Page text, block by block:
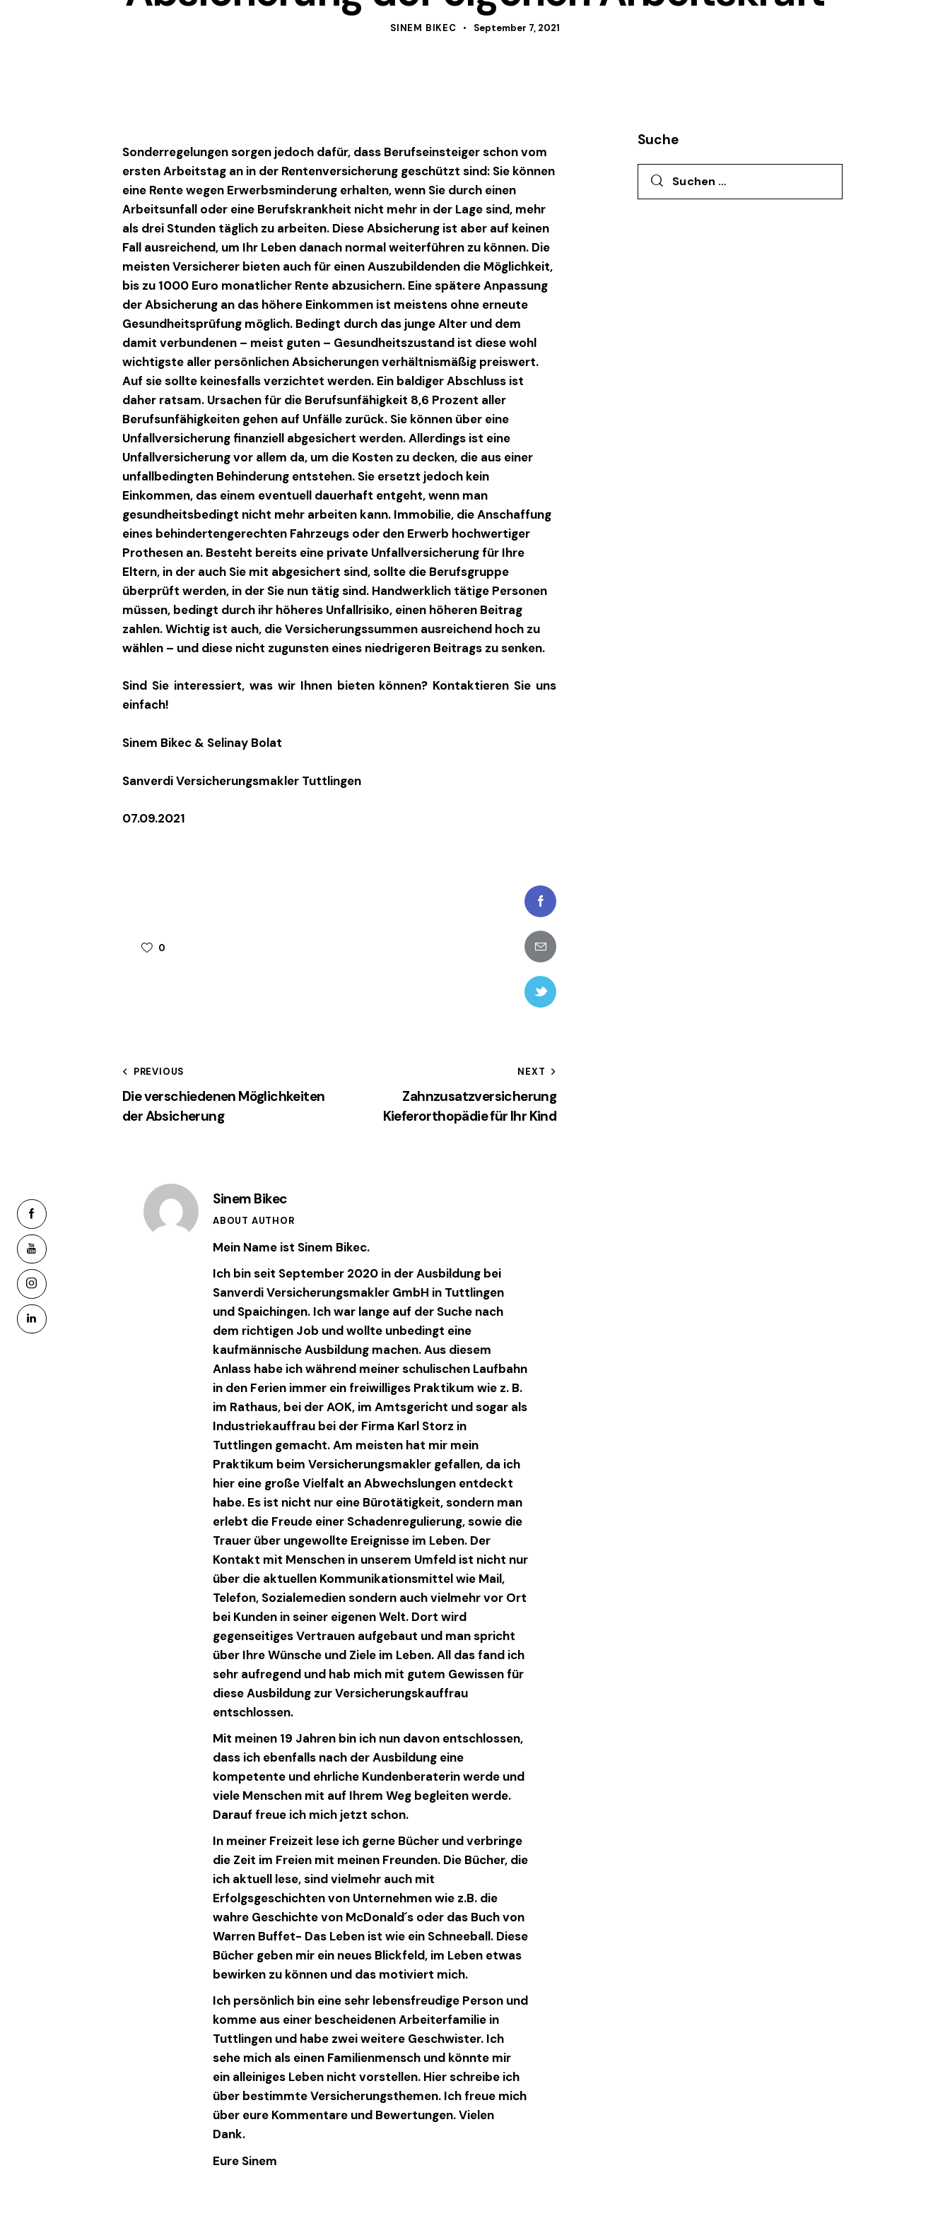
SINEM BIKEC September 7, 2021
Sonderregelungen sorgen jedoch dafür, dass Berufseinsteiger schon vom
ersten Arbeitstag an in der Rentenversicherung geschützt sind: Sie können
eine Rente wegen Erwerbsminderung erhalten, wenn Sie durch einen
Arbeitsunfall oder eine Berufskrankheit nicht mehr in der Lage sind, mehr
als drei Stunden täglich zu arbeiten. Diese Absicherung ist aber auf keinen
Fall ausreichend, um Ihr Leben danach normal weiterführen zu können. Die
meisten Versicherer bieten auch für einen Auszubildenden die Möglichkeit,
bis zu 1000 Euro monatlicher Rente abzusichern. Eine spätere Anpassung
der Absicherung an das höhere Einkommen ist meistens ohne erneute
Gesundheitsprüfung möglich. Bedingt durch das junge Alter und dem
damit verbundenen – meist guten – Gesundheitszustand ist diese wohl
wichtigste aller persönlichen Absicherungen verhältnismäßig preiswert.
Auf sie sollte keinesfalls verzichtet werden. Ein baldiger Abschluss ist
daher ratsam. Ursachen für die Berufsunfähigkeit 8,6 Prozent aller
Berufsunfähigkeiten gehen auf Unfälle zurück. Sie können über eine
Unfallversicherung finanziell abgesichert werden. Allerdings ist eine
Unfallversicherung vor allem da, um die Kosten zu decken, die aus einer
unfallbedingten Behinderung entstehen. Sie ersetzt jedoch kein
Einkommen, das einem eventuell dauerhaft entgeht, wenn man
gesundheitsbedingt nicht mehr arbeiten kann. Immobilie, die Anschaffung
eines behindertengerechten Fahrzeugs oder den Erwerb hochwertiger
Prothesen an. Besteht bereits eine private Unfallversicherung für Ihre
Eltern, in der auch Sie mit abgesichert sind, sollte die Berufsgruppe
überprüft werden, in der Sie nun tätig sind. Handwerklich tätige Personen
müssen, bedingt durch ihr höheres Unfallrisiko, einen höheren Beitrag
zahlen. Wichtig ist auch, die Versicherungssummen ausreichend hoch zu
wählen – und diese nicht zugunsten eines niedrigeren Beitrags zu senken.
Sind Sie interessiert, was wir Ihnen bieten können? Kontaktieren Sie uns
einfach!
Sinem Bikec & Selinay Bolat
Sanverdi Versicherungsmakler Tuttlingen
07.09.2021
0
Facebook
Share-
email
Twitter-
Beitragsnavigation
PREVIOUS
Die verschiedenen Möglichkeiten
der Absicherung
NEXT
Zahnzusatzversicherung
Kieferorthopädie für Ihr Kind
Sinem Bikec
ABOUT AUTHOR
Mein Name ist Sinem Bikec.
Ich bin seit September 2020 in der Ausbildung bei
Sanverdi Versicherungsmakler GmbH in Tuttlingen
und Spaichingen. Ich war lange auf der Suche nach
dem richtigen Job und wollte unbedingt eine
kaufmännische Ausbildung machen. Aus diesem
Anlass habe ich während meiner schulischen Laufbahn
in den Ferien immer ein freiwilliges Praktikum wie z. B.
im Rathaus, bei der AOK, im Amtsgericht und sogar als
Industriekauffrau bei der Firma Karl Storz in
Tuttlingen gemacht. Am meisten hat mir mein
Praktikum beim Versicherungsmakler gefallen, da ich
hier eine große Vielfalt an Abwechslungen entdeckt
habe. Es ist nicht nur eine Bürotätigkeit, sondern man
erlebt die Freude einer Schadenregulierung, sowie die
Trauer über ungewollte Ereignisse im Leben. Der
Kontakt mit Menschen in unserem Umfeld ist nicht nur
über die aktuellen Kommunikationsmittel wie Mail,
Telefon, Sozialemedien sondern auch vielmehr vor Ort
bei Kunden in seiner eigenen Welt. Dort wird
gegenseitiges Vertrauen aufgebaut und man spricht
über Ihre Wünsche und Ziele im Leben. All das fand ich
sehr aufregend und hab mich mit gutem Gewissen für
diese Ausbildung zur Versicherungskauffrau
entschlossen.
Mit meinen 19 Jahren bin ich nun davon entschlossen,
dass ich ebenfalls nach der Ausbildung eine
kompetente und ehrliche Kundenberaterin werde und
viele Menschen mit auf Ihrem Weg begleiten werde.
Darauf freue ich mich jetzt schon.
In meiner Freizeit lese ich gerne Bücher und verbringe
die Zeit im Freien mit meinen Freunden. Die Bücher, die
ich aktuell lese, sind vielmehr auch mit
Erfolgsgeschichten von Unternehmen wie z.B. die
wahre Geschichte von McDonald´s oder das Buch von
Warren Buffet- Das Leben ist wie ein Schneeball. Diese
Bücher geben mir ein neues Blickfeld, im Leben etwas
bewirken zu können und das motiviert mich.
Ich persönlich bin eine sehr lebensfreudige Person und
komme aus einer bescheidenen Arbeiterfamilie in
Tuttlingen und habe zwei weitere Geschwister. Ich
sehe mich als einen Familienmensch und könnte mir
ein alleiniges Leben nicht vorstellen. Hier schreibe ich
über bestimmte Versicherungsthemen. Ich freue mich
über eure Kommentare und Bewertungen. Vielen
Dank.
Eure Sinem
Suche
Suchen nach:
facebook-
youtube
instagram
linkedin